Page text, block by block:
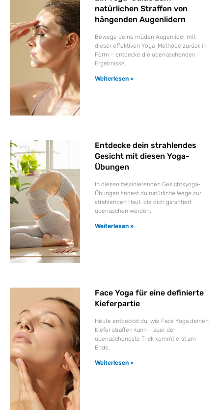
natürlichen Straffen von
hängenden Augenlidern
Bewege deine müden Augenlider mit
dieser effektiven Yoga-Methode zurück in
Form – entdecke die überraschenden
Ergebnisse.
Weiterlesen »
Entdecke dein strahlendes
Gesicht mit diesen Yoga-
Übungen
In diesen faszinierenden Gesichtsyoga-
Übungen findest du natürliche Wege zur
strahlenden Haut, die dich garantiert
überraschen werden.
Weiterlesen »
Face Yoga für eine definierte
Kieferpartie
Heute entdeckst du, wie Face Yoga deinen
Kiefer straffen kann – aber der
überraschendste Trick kommt erst am
Ende.
Weiterlesen »